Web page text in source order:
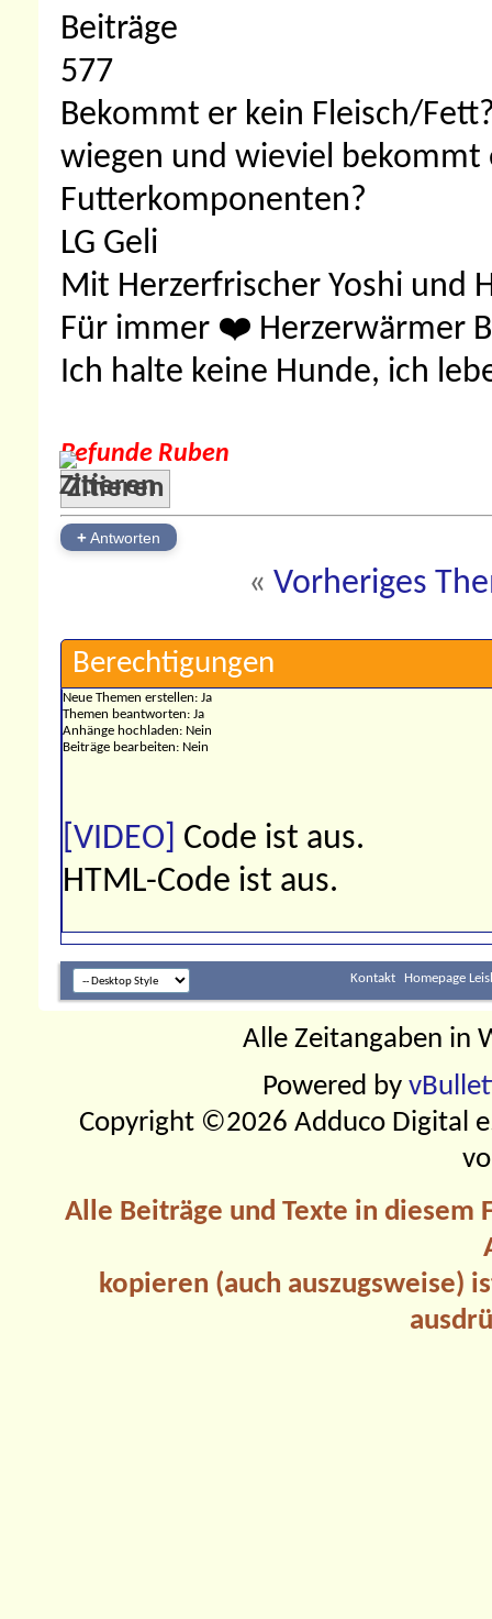
Beiträge
577
Bekommt er kein Fleisch/
wiegen und wieviel bekommt
Futterkomponenten?
LG Geli
Mit Herzerfrischer Yoshi und
Für immer ❤️ Herzerwärmer
Ich halte keine Hunde, ich
Befunde Ruben
Zitieren
+Antworten
« Vorheriges
Berechtigungen
Neue Themen erstellen: Ja
Themen beantworten: Ja
Anhänge hochladen: Nein
Beiträge bearbeiten: Nein
[VIDEO] Code ist aus.
HTML-Code ist aus.
Kontakt Homepage
Alle Zeitangaben in
Powered by
Copyright ©2026 Adduco Digital
Alle Beiträge und Texte in
kopieren (auch auszugsweise)